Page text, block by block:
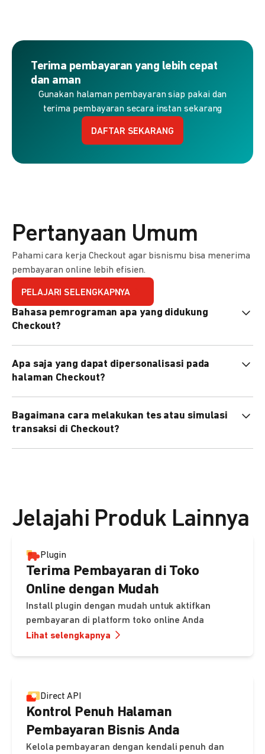
Terima pembayaran yang lebih cepat
dan aman
Gunakan halaman pembayaran siap pakai dan
terima pembayaran secara instan sekarang
DAFTAR SEKARANG
Pertanyaan Umum
Pahami cara kerja Checkout agar bisnismu bisa menerima
pembayaran online lebih efisien.
PELAJARI SELENGKAPNYA
Bahasa pemrograman apa yang didukung
Checkout?
PHP, Node.js, Go, dll).
Apa saja yang dapat dipersonalisasi pada
halaman Checkout?
preferensi bahasa, dan urutan metode pembayaran sesuai
kebutuhan brand Anda.
Bagaimana cara melakukan tes atau simulasi
transaksi di Checkout?
Jelajahi Produk Lainnya
Plugin
Terima Pembayaran di Toko
Online dengan Mudah
Install plugin dengan mudah untuk aktifkan
pembayaran di platform toko online Anda
Lihat selengkapnya
Direct API
Kontrol Penuh Halaman
Pembayaran Bisnis Anda
Kelola pembayaran dengan kendali penuh dan